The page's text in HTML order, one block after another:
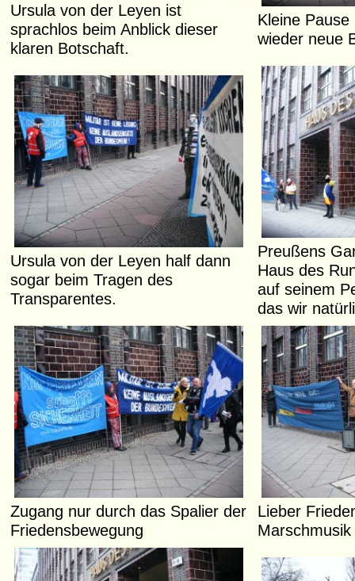
Ursula von der Leyen ist
sprachlos beim Anblick dieser
klaren Botschaft.
Kleine
wieder neue
Ursula von der Leyen half dann
sogar beim Tragen des
Transparentes.
Preußens
Haus des
auf seinem
das wir
Zugang nur durch das Spalier der
Friedensbewegung
Lieber